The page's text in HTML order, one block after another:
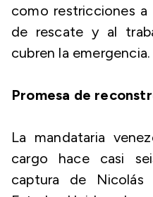
como restricciones a
de rescate y al
cubren la emergencia.
Promesa de
La mandataria
cargo hace casi
captura de